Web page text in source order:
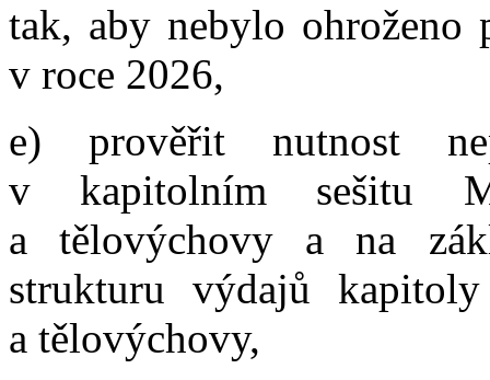
tak, aby nebylo ohroženo
v roce 2026,
e) prověřit nutnost
v kapitolním sešitu
a tělovýchovy a na
strukturu výdajů
a tělovýchovy,